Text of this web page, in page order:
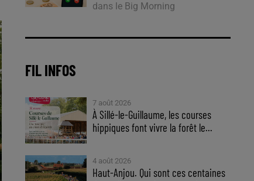
dans le Big Morning
FIL INFOS
7 août 2026
À Sillé-le-Guillaume, les courses
hippiques font vivre la forêt le...
4 août 2026
Haut-Anjou. Qui sont ces centaines